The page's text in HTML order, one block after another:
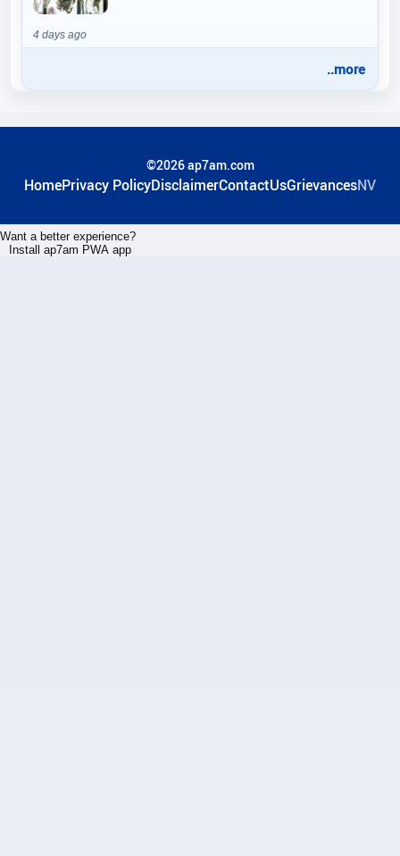
4 days ago
..more
©2026 ap7am.com
HomePrivacy PolicyDisclaimerContactUsGrievancesNV
Want a better experience?
Install ap7am PWA app